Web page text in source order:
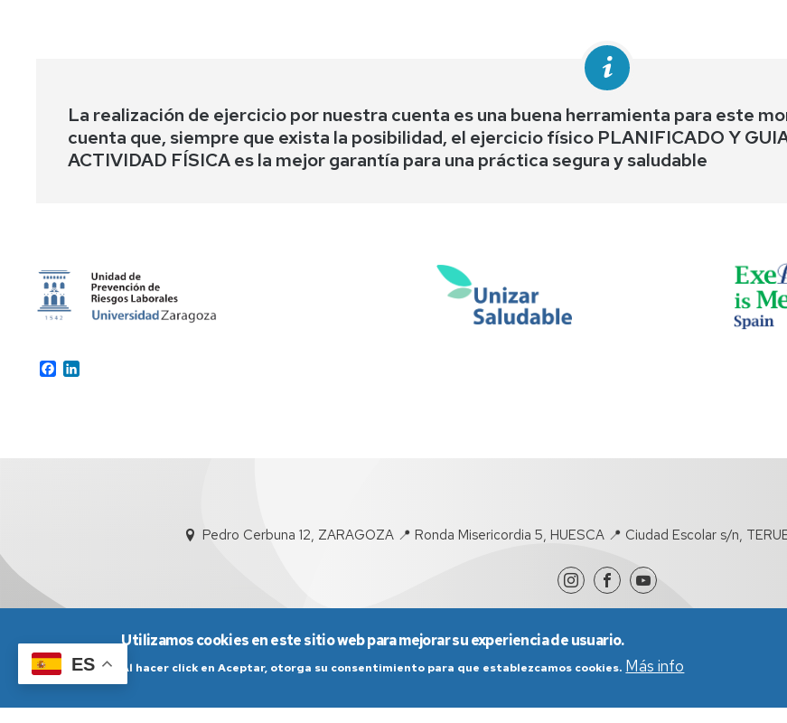
ES
La realización de ejercicio por nuestra cuenta es una buena herramienta para este
cuenta que, siempre que exista la posibilidad, el ejercicio físico PLANIFICADO Y
ACTIVIDAD FÍSICA es la mejor garantía para una práctica segura y saludable
Facebook
Pedro Cerbuna 12, ZARAGOZA 📍 Ronda Misericordia 5, HUESCA 📍 Ciudad Escolar s/n,
Utilizamos cookies en este sitio web para mejorar su experiencia de usuario.
Al hacer click en Aceptar, otorga su consentimiento para que establezcamos cookies. Más info